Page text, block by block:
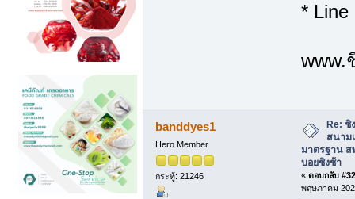
* Line
www.
banddyes1
Hero Member
กระทู้: 21246
Re: ชิ
สนาม
มาตรฐาน ส
บอยชิงช้า
« ตอบกลับ
พฤษภาคม